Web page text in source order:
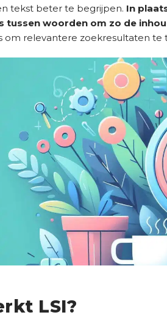
tekst beter te begrijpen. In
tussen woorden om zo de
om relevantere zoekresultaten te
LSI?